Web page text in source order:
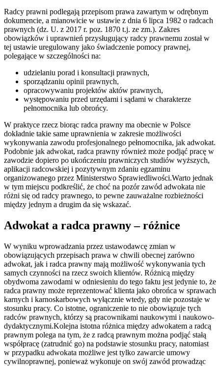
Radcy prawni podlegają przepisom prawa zawartym w odrębnym
dokumencie, a mianowicie w ustawie z dnia 6 lipca 1982 o radcach
prawnych (dz. U. z 2017 r. poz. 1870 t.j. ze zm.). Zakres
obowiązków i uprawnień przysługujący radcy prawnemu został w
tej ustawie uregulowany jako świadczenie pomocy prawnej,
polegające w szczególności na:
udzielaniu porad i konsultacji prawnych,
sporządzaniu opinii prawnych,
opracowywaniu projektów aktów prawnych,
występowaniu przed urzędami i sądami w charakterze
pełnomocnika lub obrońcy.
W praktyce rzecz biorąc radca prawny ma obecnie w Polsce
dokładnie takie same uprawnienia w zakresie możliwości
wykonywania zawodu profesjonalnego pełnomocnika, jak adwokat.
Podobnie jak adwokat, radca prawny również może podjąć pracę w
zawodzie dopiero po ukończeniu prawniczych studiów wyższych,
aplikacji radcowskiej i pozytywnym zdaniu egzaminu
organizowanego przez Ministerstwo Sprawiedliwości.Warto jednak
w tym miejscu podkreślić, że choć na pozór zawód adwokata nie
różni się od radcy prawnego, to pewne zauważalne rozbieżności
między jednym a drugim da się wskazać.
Adwokat a radca prawny – różnice
W wyniku wprowadzania przez ustawodawcę zmian w
obowiązujących przepisach prawa w chwili obecnej zarówno
adwokat, jak i radca prawny mają możliwość wykonywania tych
samych czynności na rzecz swoich klientów. Różnicą między
obydwoma zawodami w odniesieniu do tego faktu jest jedynie to, że
radca prawny może reprezentować klienta jako obrońca w sprawach
karnych i karnoskarbowych wyłącznie wtedy, gdy nie pozostaje w
stosunku pracy. Co istotne, ograniczenie to nie obowiązuje tych
radców prawnych, którzy są pracownikami naukowymi i naukowo-
dydaktycznymi.Kolejna istotna różnica między adwokatem a radcą
prawnym polega na tym, że z radcą prawnym można podjąć stałą
współpracę (zatrudnić go) na podstawie stosunku pracy, natomiast
w przypadku adwokata możliwe jest tylko zawarcie umowy
cywilnoprawnej, ponieważ wykonuje on swój zawód prowadząc